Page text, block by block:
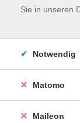
Sie in unseren
Notwendig
Matomo
Maileon